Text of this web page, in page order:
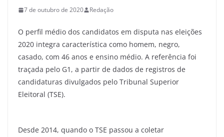
7 de outubro de 2020 Redação
O perfil médio dos candidatos em disputa nas eleições
2020 integra característica como homem, negro,
casado, com 46 anos e ensino médio. A referência foi
traçada pelo G1, a partir de dados de registros de
candidaturas divulgados pelo Tribunal Superior
Eleitoral (TSE).
Desde 2014, quando o TSE passou a coletar